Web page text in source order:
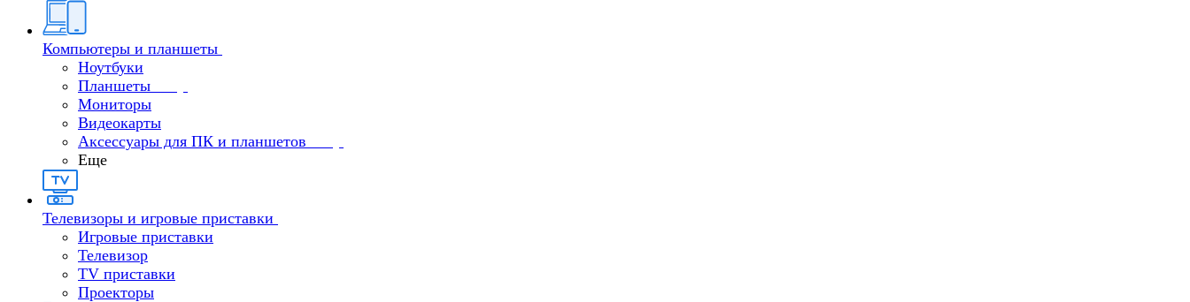
Компьютеры и планшеты
Ноутбуки
Планшеты
Мониторы
Видеокарты
Аксессуары для ПК и планшетов
Еще
Телевизоры и игровые приставки
Игровые приставки
Телевизор
TV приставки
Проекторы